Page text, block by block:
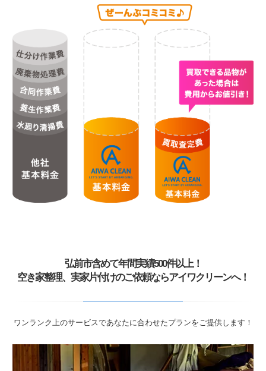
弘前市含めて年間実績500件以上！
空き家整理、実家片付けのご依頼ならアイワクリーンへ！
ワンランク上のサービスであなたに合わせたプランをご提供します！